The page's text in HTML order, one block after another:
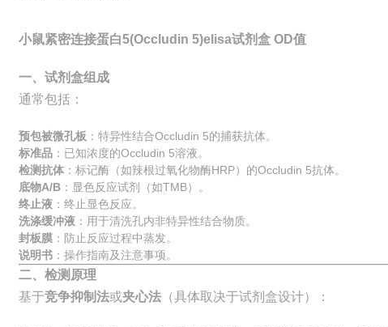
小鼠紧密连接蛋白5(Occludin 5)elisa试剂盒 OD值
一、试剂盒组成
通常包括：
预包被微孔板 ：特异性结合Occludin 5的捕获抗体。
标准品 ：已知浓度的Occludin 5溶液。
检测抗体 ：标记酶（如辣根过氧化物酶HRP）的Occludin 5抗体。
底物A/B ：显色反应试剂（如TMB）。
终止液 ：终止显色反应。
洗涤缓冲液 ：用于清洗孔内非特异性结合物质。
封板膜 ：防止反应过程中蒸发。
说明书 ：操作指南及注意事项。
二、检测原理
基于竞争抑制法或夹心法 （具体取决于试剂盒设计）：